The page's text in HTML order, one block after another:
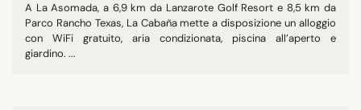
A La Asomada, a 6,9 km da Lanzarote Golf Resort e 8,5 km da
Parco Rancho Texas, La Cabaña mette a disposizione un alloggio
con WiFi gratuito, aria condizionata, piscina all’aperto e
giardino. ...